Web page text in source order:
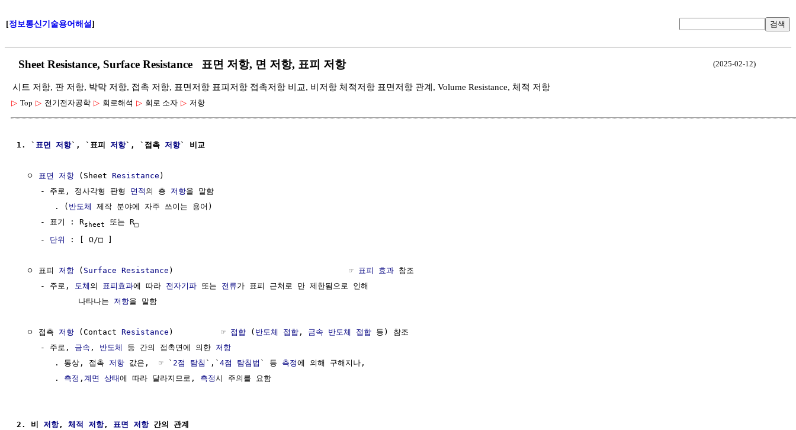
[정보통신기술용어해설] 검색
Sheet Resistance, Surface Resistance 표면 저항, 면 저항, 표피 저항 (2025-02-12)
시트 저항, 판 저항, 박막 저항, 접촉 저항, 표면저항 표피저항 접촉저항 비교, 비저항 체적저항 표면저항 관계, Volume Resistance, 체적 저항
▷ Top ▷ 전기전자공학 ▷ 회로해석 ▷ 회로 소자 ▷ 저항
1. ` 표면 저항`, `표피 저항`, `접촉 저항` 비교
  ㅇ
표면 저항 (Sheet Resistance )
     - 주로, 정사각형 판형
면적 의 층 저항을 말함
        . (
반도체
제작 분야에 자주 쓰이는 용어)
     - 표기 : R
sheet 또는 R□
     -
단위 : [ Ω/□ ]
  ㅇ 표피
저항 ( Surface Resistance )                                     ☞ 표피 효과 참조
     - 주로,
도체 의 표피효과에 따라 전자기파 또는 전류가 표피 근처로 만 제한됨으로 인해
             나타나는
저항을 말함
  ㅇ 접촉
저항 (Contact Resistance )          ☞ 접합 ( 반도체 접합 , 금속 반도체 접합 등) 참조
     - 주로,
금속 , 반도체 등 간의 접촉면에 의한 저항
        . 통상, 접촉
저항 값은,  ☞ ` 2점 탐침 `,` 4점 탐침법 ` 등 측정에 의해 구해지나,
        .
측정 , 계면 상태에 따라 달라지므로, 측정시 주의를 요함
2. 비 저항, 체적 저항, 표면 저항 간의 관계